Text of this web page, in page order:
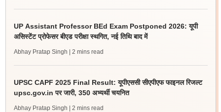
UP Assistant Professor BEd Exam Postponed 2026: यूपी
असिस्टेंट प्रोफेसर बीएड परीक्षा स्थगित, नई तिथि बाद में
Abhay Pratap Singh | 2 mins read
UPSC CAPF 2025 Final Result: यूपीएससी सीएपीएफ फाइनल रिजल्ट
upsc.gov.in पर जारी, 350 अभ्यर्थी चयनित
Abhay Pratap Singh | 2 mins read